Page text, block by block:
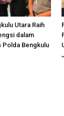
Utara Raih
dalam
Polda Bengkulu